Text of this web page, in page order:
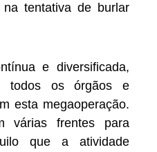
tentativa de burlar
e diversificada,
todos os órgãos e
esta megaoperação.
várias frentes para
que a atividade